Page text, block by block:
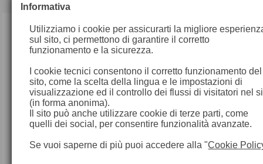
Informativa
Utilizziamo i cookie per assicurarti la migliore
sul sito, ci permettono di garantire il corretto
funzionamento e la sicurezza.
I cookie tecnici consentono il corretto funzionamento del
sito, come la scelta della lingua e le impostazioni di
visualizzazione ed il controllo dei flussi di visitatori nel
(in forma anonima).
Il sito può anche utilizzare cookie di terze parti, come
quelli dei social, per consentire funzionalità avanzate.
Se vuoi saperne di più puoi accedere alla "Cookie